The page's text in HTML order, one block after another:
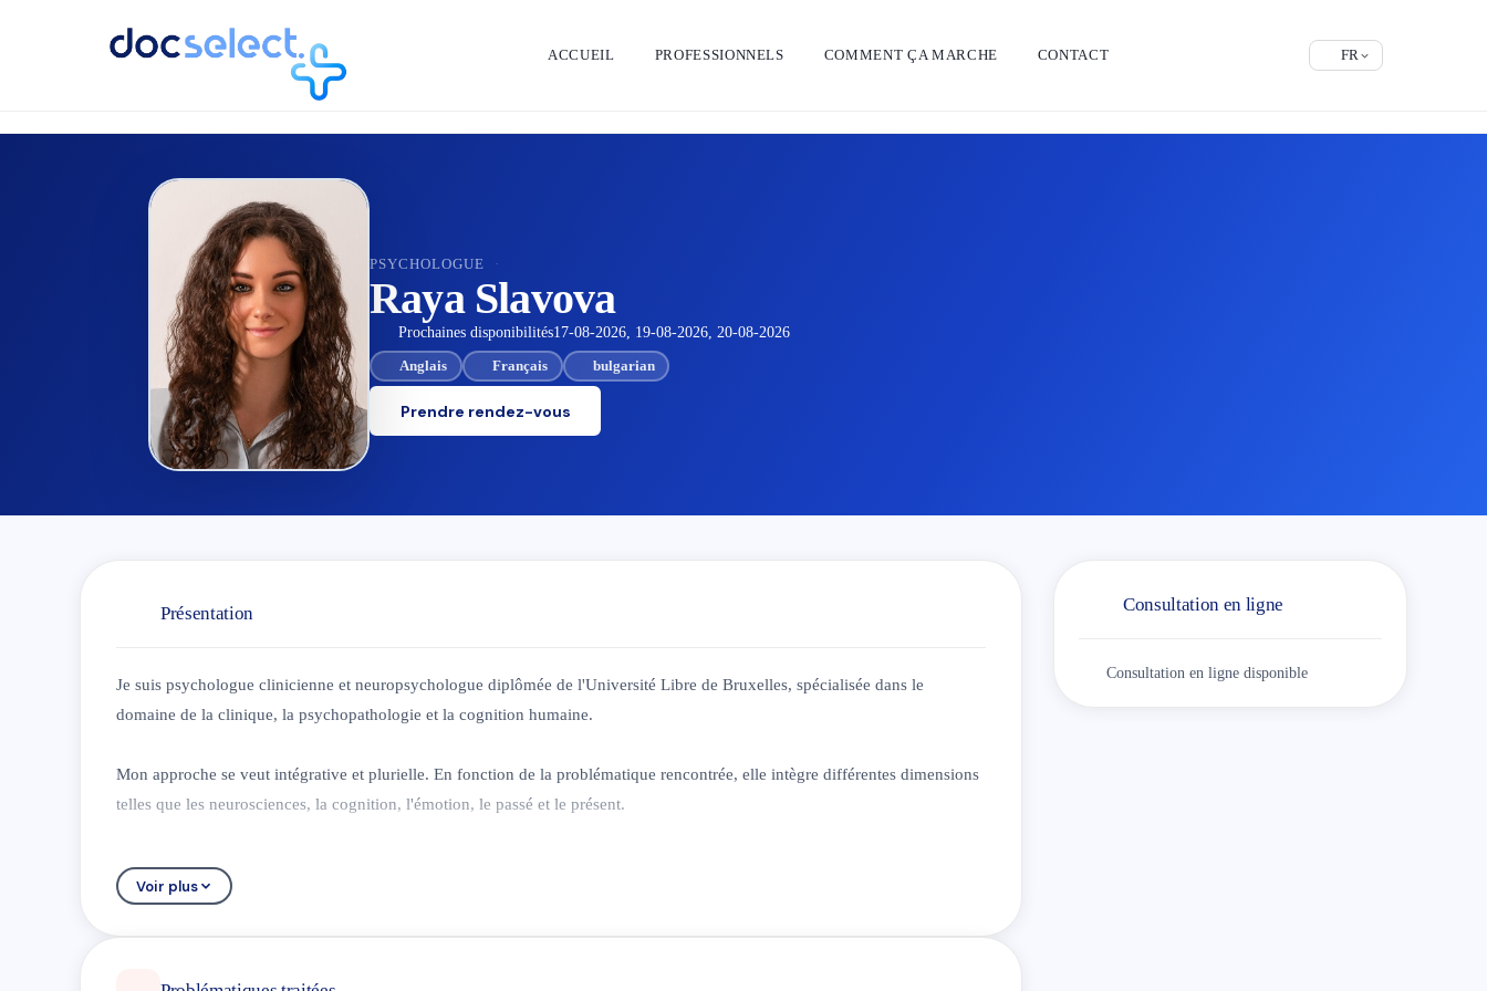
ACCUEIL PROFESSIONNELS COMMENT ÇA MARCHE CONTACT FR
PSYCHOLOGUE ·
Raya Slavova
Prochaines disponibilités17-08-2026, 19-08-2026, 20-08-2026
Anglais Français bulgarian
Prendre rendez-vous
Présentation
Je suis psychologue clinicienne et neuropsychologue diplômée de l'Université Libre de Bruxelles, spécialisée dans le
domaine de la clinique, la psychopathologie et la cognition humaine.
Mon approche se veut intégrative et plurielle. En fonction de la problématique rencontrée, elle intègre différentes dimensions
telles que les neurosciences, la cognition, l'émotion, le passé et le présent.
Je souhaite avant tout vous offrir un espace sécurisant où vous pourrez déposer vos problèmes ou questionnements sans
avoir peur du jugement. Je prends en compte la personne dans sa singularité et propose un accompagnement personnalisé et
Je reçois en consultations des adolescents et des adultes pour différentes problématiques. Mon parcours professionnel m'a
Voir plus
Consultation en ligne
Consultation en ligne disponible